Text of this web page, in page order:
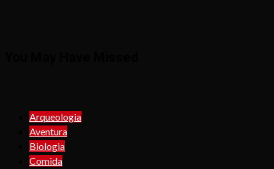
Arqueologia
Aventura
Biologia
Comida